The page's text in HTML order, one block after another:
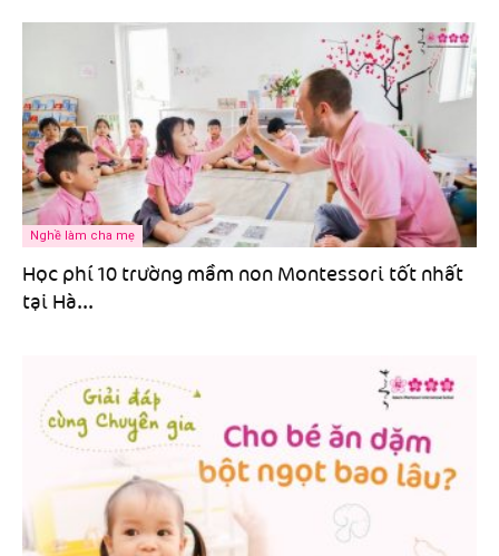
Nghề làm cha mẹ
Học phí 10 trường mầm non Montessori tốt nhất
tại Hà...